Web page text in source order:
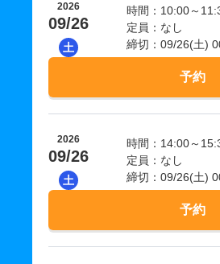
2026
09/26
土
時間：10:00～
定員：なし
締切：09/26(土)
予約
2026
09/26
土
時間：14:00～
定員：なし
締切：09/26(土)
予約